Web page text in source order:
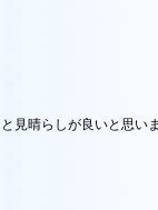
見晴らしが良いと思い